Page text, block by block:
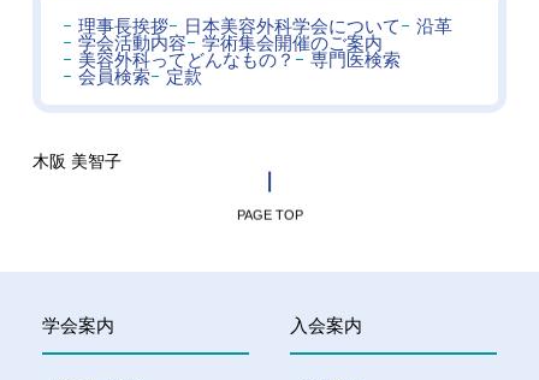
理事長挨拶 日本美容外科学会について
沿革
学会活動内容
学術集会開催のご案内
美容外科ってどんなもの？
専門医検索
会員検索
定款
木阪 美智子
PAGE TOP
学会案内 入会案内